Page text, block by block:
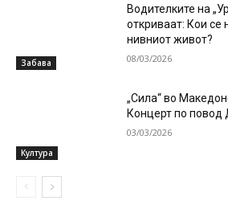
Забава
Водителките на
откриваат: Кои се
нивниот живот?
08/03/2026
Култура
„Сила“ во
Концерт по
03/03/2026